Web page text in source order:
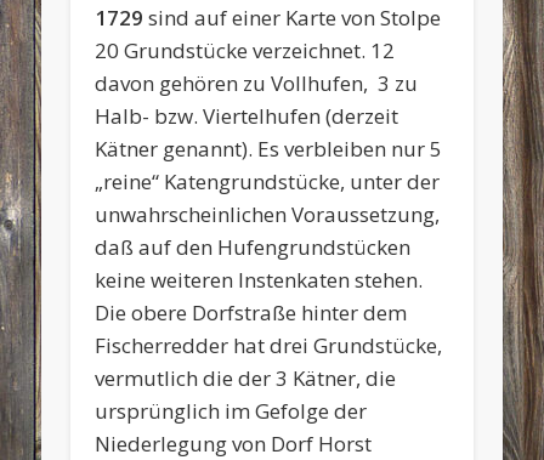
1729 sind auf einer Karte von Stolpe
20 Grundstücke verzeichnet. 12
davon gehören zu Vollhufen, 3 zu
Halb- bzw. Viertelhufen (derzeit
Kätner genannt). Es verbleiben nur 5
„reine“ Katengrundstücke, unter der
unwahrscheinlichen Voraussetzung,
daß auf den Hufengrundstücken
keine weiteren Instenkaten stehen.
Die obere Dorfstraße hinter dem
Fischerredder hat drei Grundstücke,
vermutlich die der 3 Kätner, die
ursprünglich im Gefolge der
Niederlegung von Dorf Horst